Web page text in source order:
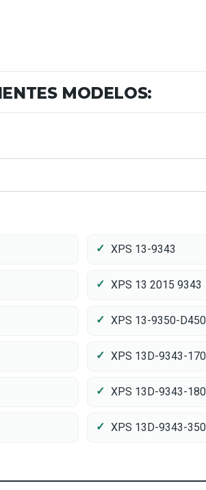
MODELOS:
XPS 13-9343
XPS 13 2015 9343
XPS 13-9350-
XPS 13D-9343-170
XPS 13D-9343-180
XPS 13D-9343-